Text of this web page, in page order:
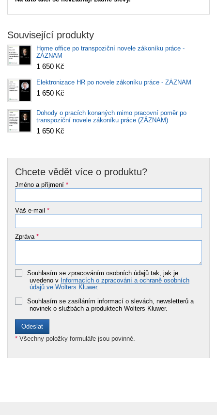
Související produkty
Home office po transpoziční novele zákoníku práce -
ZÁZNAM
1 650 Kč
Elektronizace HR po novele zákoníku práce - ZÁZNAM
1 650 Kč
Dohody o pracích konaných mimo pracovní poměr po
transpoziční novele zákoníku práce (ZÁZNAM)
1 650 Kč
Chcete vědět více o produktu?
Jméno a příjmení *
Váš e-mail *
Zpráva *
Souhlasím se zpracováním osobních údajů tak, jak je
uvedeno v Informacích o zpracování a ochraně osobních
údajů ve Wolters Kluwer.
Souhlasím se zasíláním informací o slevách, newsletterů a
novinek o službách a produktech Wolters Kluwer.
* Všechny položky formuláře jsou povinné.